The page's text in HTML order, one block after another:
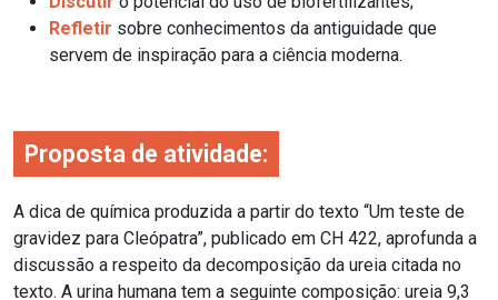
Refletir sobre conhecimentos da antiguidade que
servem de inspiração para a ciência moderna.
Proposta de atividade:
A dica de química produzida a partir do texto “Um teste de
gravidez para Cleópatra”, publicado em CH 422, aprofunda a
discussão a respeito da decomposição da ureia citada no
texto. A urina humana tem a seguinte composição: ureia 9,3